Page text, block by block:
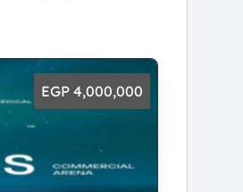
4,000,000 EGP